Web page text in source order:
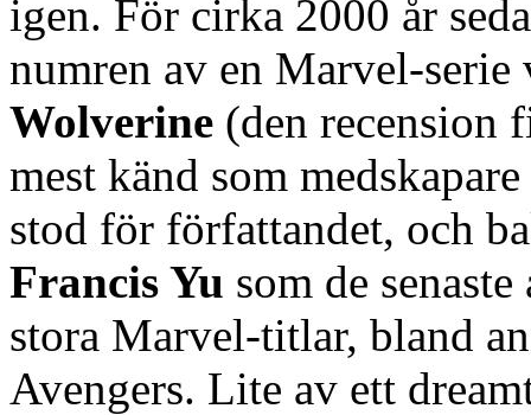
igen. För cirka 2000 år
numren av en Marvel-
Wolverine (den recension
mest känd som
stod för författandet, och
Francis Yu som de
stora Marvel-titlar, bland
Avengers. Lite av ett